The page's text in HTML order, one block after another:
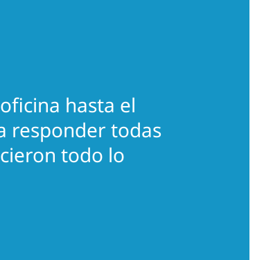
hasta el
responder todas
todo lo